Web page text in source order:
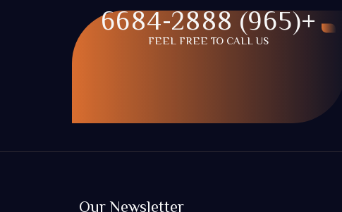
+(965) 6684-2888
FEEL FREE TO CALL US